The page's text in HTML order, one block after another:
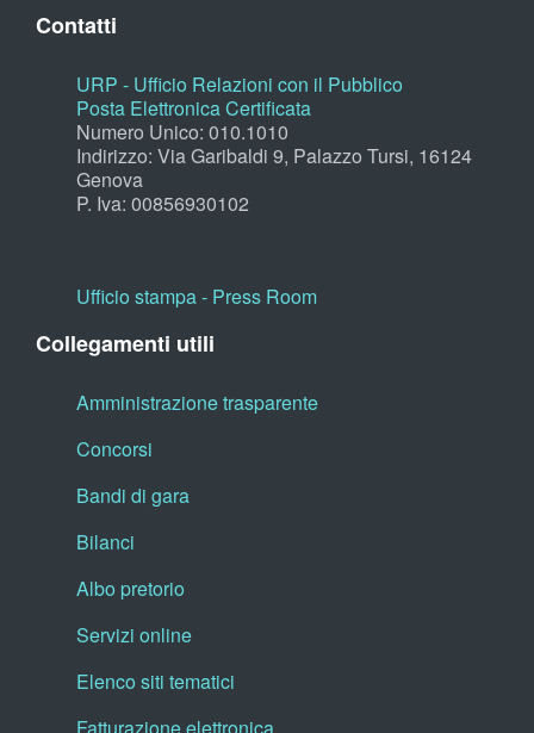
Contatti
URP - Ufficio Relazioni con il Pubblico
Posta Elettronica Certificata
Numero Unico: 010.1010
Indirizzo: Via Garibaldi 9, Palazzo Tursi, 16124
Genova
P. Iva: 00856930102
Ufficio stampa - Press Room
Collegamenti utili
Amministrazione trasparente
Concorsi
Bandi di gara
Bilanci
Albo pretorio
Servizi online
Elenco siti tematici